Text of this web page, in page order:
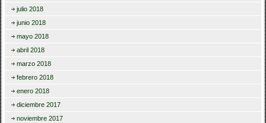
julio 2018
junio 2018
mayo 2018
abril 2018
marzo 2018
febrero 2018
enero 2018
diciembre 2017
noviembre 2017